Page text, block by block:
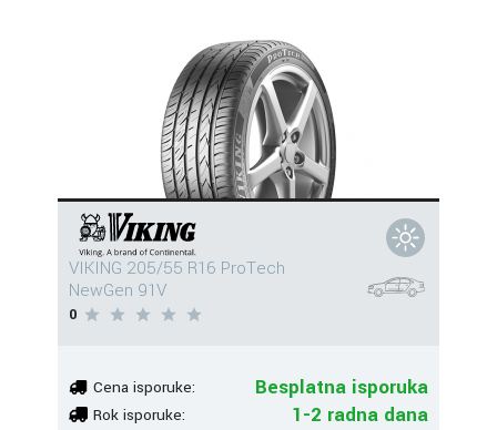
VIKING 205/55 R16 ProTech
NewGen 91V
0
Cena isporuke: Besplatna isporuka
Rok isporuke: 1-2 radna dana